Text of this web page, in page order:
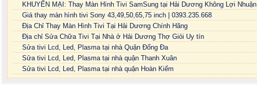
KHUYẾN MẠI: Thay Màn Hình Tivi SamSung tại Hải Dương Không Lợi Nhuận
Giá thay màn hình tivi Sony 43,49,50,65,75 inch | 0393.235.668
Địa Chỉ Thay Màn Hình Tivi Tại Hải Dương Chính Hãng
Địa chỉ Sửa Chữa Tivi Tại Nhà ở Hải Dương Thợ Giỏi Uy tín
Sửa tivi Lcd, Led, Plasma tại nhà Quận Đống Đa
Sửa tivi Lcd, Led, Plasma tại nhà quận Thanh Xuân
Sửa tivi Lcd, Led, Plasma tại nhà quận Hoàn Kiếm